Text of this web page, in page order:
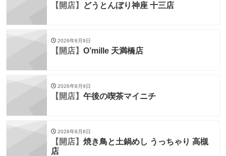
【開店】 どうとんぼり神座 十三店
2026年8月9日
【開店】 O’mille 天満橋店
2026年8月9日
【開店】 午後の喫茶マイニチ
2026年8月8日
【開店】 焼き鳥と土鍋めし うっちゃり 高槻
店